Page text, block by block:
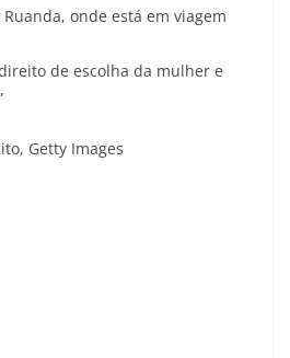
onde está em viagem
de escolha da mulher e
Getty Images